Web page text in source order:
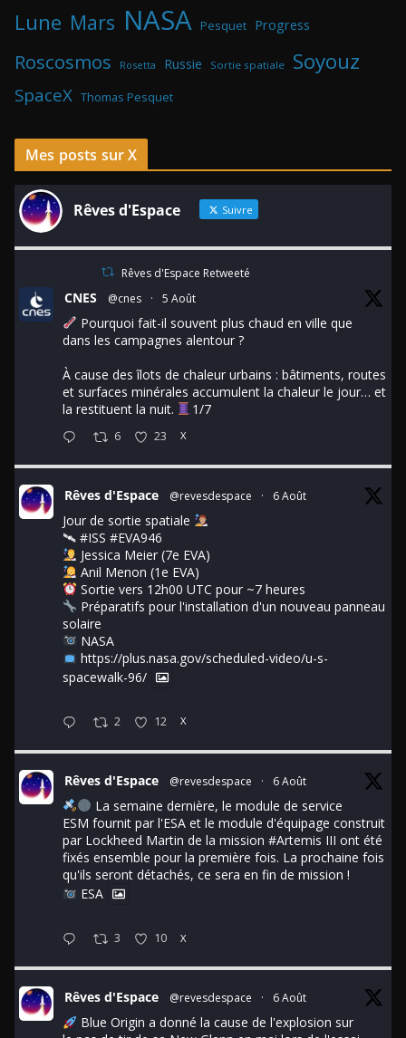
Lune Mars NASA Pesquet Progress
Roscosmos Rosetta Russie Sortie spatiale Soyouz
SpaceX Thomas Pesquet
Mes posts sur X
Rêves d'Espace Suivre
Rêves d'Espace Retweeté
CNES @cnes · 5 Août
Pourquoi fait-il souvent plus chaud en ville que
dans les campagnes alentour ?
À cause des îlots de chaleur urbains : bâtiments, routes
et surfaces minérales accumulent la chaleur le jour… et
la restituent la nuit.
1/7
6 23 X
Rêves d'Espace @revesdespace · 6 Août
Jour de sortie spatiale
🛰 #ISS #EVA946
Jessica Meier (7e EVA)
Anil Menon (1e EVA)
Sortie vers 12h00 UTC pour ~7 heures
Préparatifs pour l'installation d'un nouveau panneau
solaire
NASA
https://plus.nasa.gov/scheduled-video/u-s-
spacewalk-96/
2 12 X
Rêves d'Espace @revesdespace · 6 Août
La semaine dernière, le module de service
ESM fournit par l'ESA et le module d'équipage construit
par Lockheed Martin de la mission #Artemis III ont été
fixés ensemble pour la première fois. La prochaine fois
qu'ils seront détachés, ce sera en fin de mission !
ESA
3 10 X
Rêves d'Espace @revesdespace · 6 Août
Blue Origin a donné la cause de l'explosion sur